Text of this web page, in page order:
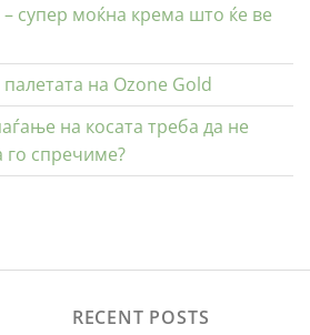
супер моќна крема што ќе ве
на Ozone Gold
на косата треба да не
го спречиме?
RECENT POSTS